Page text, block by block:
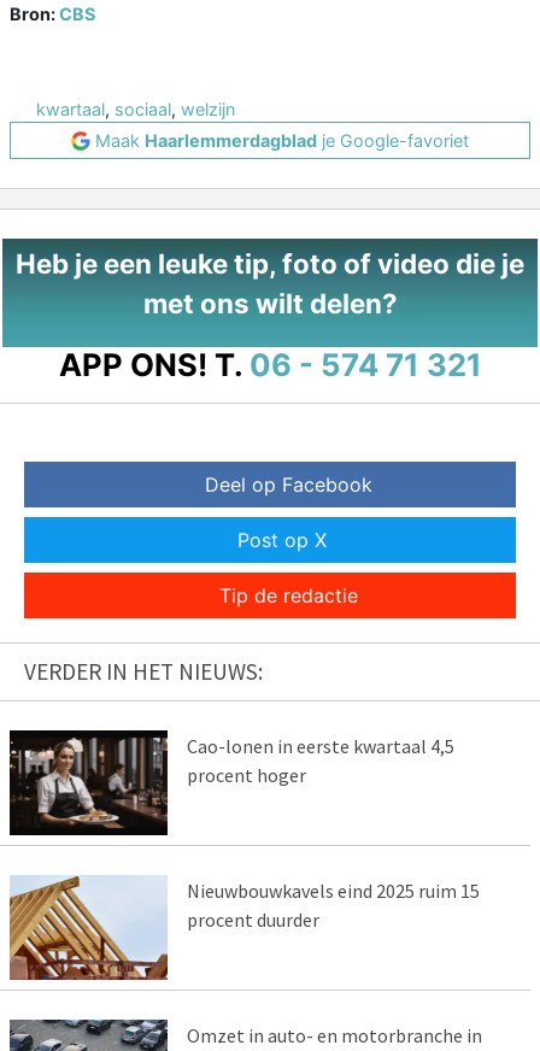
Bron:CBS
kwartaal, sociaal, welzijn
Maak Haarlemmerdagblad je Google-favoriet
Heb je een leuke tip, foto of video die je
met ons wilt delen?
APP ONS! T. 06 - 574 71 321
Deel op Facebook
Post op X
Tip de redactie
VERDER IN HET NIEUWS:
Cao-lonen in eerste kwartaal 4,5
procent hoger
Nieuwbouwkavels eind 2025 ruim 15
procent duurder
Omzet in auto- en motorbranche in